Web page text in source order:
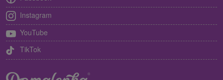
Instagram
YouTube
TikTok